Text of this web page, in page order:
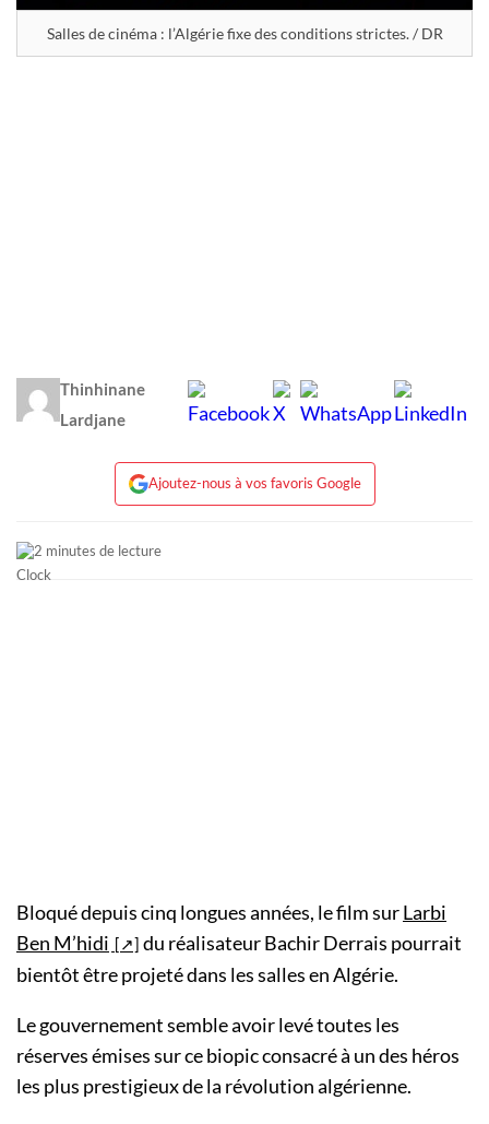
Salles de cinéma : l’Algérie fixe des conditions strictes. / DR
Thinhinane
Lardjane
Ajoutez-nous à vos favoris Google
2 minutes de lecture
Bloqué depuis cinq longues années, le film surLarbi
Ben M’hidi
du réalisateur Bachir Derrais pourrait
bientôt être projeté dans les salles en Algérie.
Le gouvernement semble avoir levé toutes les
réserves émises sur ce biopic consacré à un des héros
les plus prestigieux de la révolution algérienne.